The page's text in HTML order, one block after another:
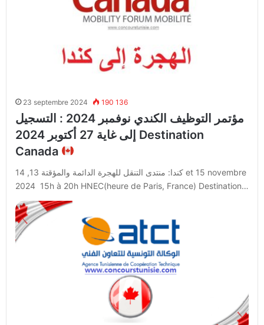
23 septembre 2024 190 136
مؤتمر التوظيف الكندي نوفمبر 2024 : التسجيل
إلى غاية 27 أكتوبر 2024 Destination
Canada
كندا: منتدى التنقل للهجرة الدائمة والمؤقتة 13, 14 et 15 novembre
2024 15h à 20h HNEC(heure de Paris, France) Destination…